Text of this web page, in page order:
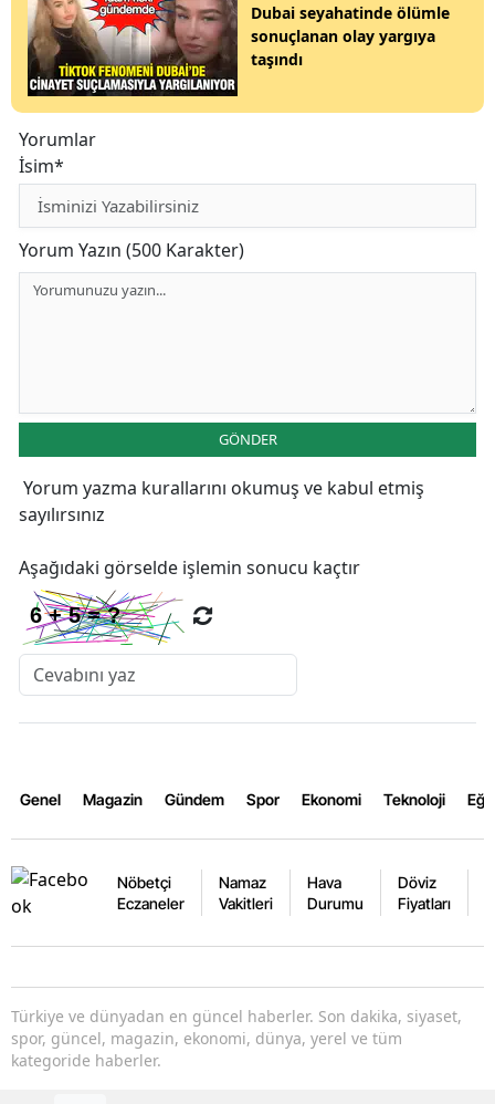
Dubai seyahatinde ölümle
sonuçlanan olay yargıya
taşındı
Yorumlar
İsim*
Yorum Yazın (500 Karakter)
GÖNDER
Yorum yazma kurallarını okumuş ve kabul etmiş
sayılırsınız
Aşağıdaki görselde işlemin sonucu kaçtır
Genel Magazin Gündem Spor Ekonomi Teknoloji
Nöbetçi
Eczaneler
Namaz
Vakitleri
Hava
Durumu
Döviz
Fiyatları
Türkiye ve dünyadan en güncel haberler. Son dakika, siyaset,
spor, güncel, magazin, ekonomi, dünya, yerel ve tüm
kategoride haberler.